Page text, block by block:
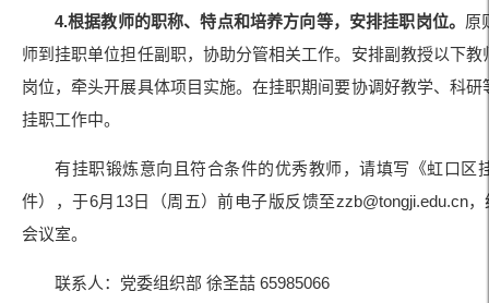
4.根据教师的职称、特点和培养方向等，安排挂职岗位。 原
师到挂职单位担任副职，协助分管相关工作。安排副教授以下
岗位，牵头开展具体项目实施。在挂职期间要协调好教学、科
挂职工作中。
有挂职锻炼意向且符合条件的优秀教师，请填写《虹口区
件），于6月13日（周五）前电子版反馈至zzb@tongji.edu.cn
会议室。
联系人：党委组织部 徐圣喆 65985066